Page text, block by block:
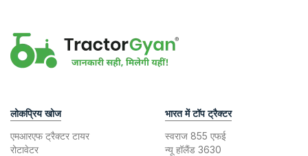
लोकप्रिय खोज
एमआरएफ ट्रैक्टर टायर
रोटावेटर
भारत में टॉप ट्रैक्टर
स्वराज 855 एफई
न्यू हॉलैंड 3630